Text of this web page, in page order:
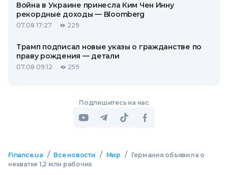
Война в Украине принесла Ким Чен Инну
рекордные доходы — Bloomberg
07.08 17:27 229
Трамп подписал новые указы о гражданстве по
праву рождения — детали
07.08 09:12 259
Подпишитесь на нас
Finance.ua / Все новости / Мир /
Германия объявила о
нехватке 1,2 млн рабочих